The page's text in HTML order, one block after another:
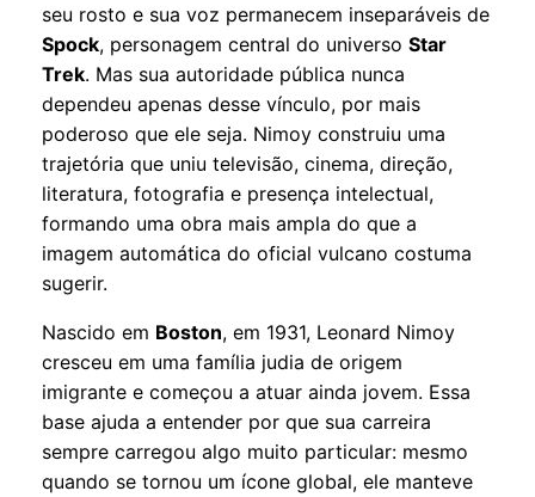
seu rosto e sua voz permanecem inseparáveis de
Spock, personagem central do universoStar
Trek. Mas sua autoridade pública nunca
dependeu apenas desse vínculo, por mais
poderoso que ele seja. Nimoy construiu uma
trajetória que uniu televisão, cinema, direção,
literatura, fotografia e presença intelectual,
formando uma obra mais ampla do que a
imagem automática do oficial vulcano costuma
sugerir.
Nascido em Boston, em 1931, Leonard Nimoy
cresceu em uma família judia de origem
imigrante e começou a atuar ainda jovem. Essa
base ajuda a entender por que sua carreira
sempre carregou algo muito particular: mesmo
quando se tornou um ícone global, ele manteve